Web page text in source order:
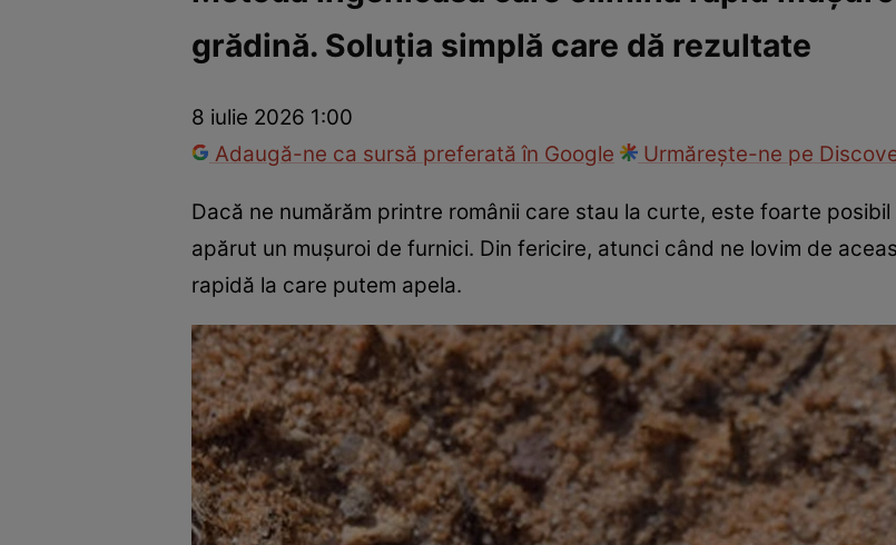
InternaționalFapt diversTehnologieNaționalSport
grădină. Soluția simplă care dă rezultate
8 iulie 2026 1:00
Adaugă-ne ca sursă preferată în Google
Urmărește-ne pe
Dacă ne numărăm printre românii care stau la curte, este foarte
apărut un mușuroi de furnici. Din fericire, atunci când ne lovim de
rapidă la care putem apela.